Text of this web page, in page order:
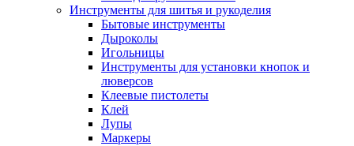
Инструменты для шитья и рукоделия
Бытовые инструменты
Дыроколы
Игольницы
Инструменты для установки кнопок и
люверсов
Клеевые пистолеты
Клей
Лупы
Маркеры